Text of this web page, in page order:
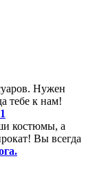
Нужен
тебе к нам!
костюмы, а
Вы всегда